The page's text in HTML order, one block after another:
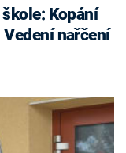
nařčení